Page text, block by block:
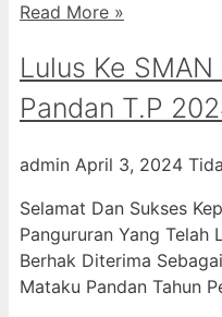
Read More »
Lulus Ke
Pandan T.P
admin April 3, 2024
Selamat Dan Sukses
Pangururan Yang Telah
Berhak Diterima
Mataku Pandan Tahun